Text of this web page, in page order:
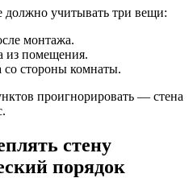
должно учитывать три вещи:
монтажа.
из помещения.
со стороны комнаты.
проигнорировать — стена
стену
порядок